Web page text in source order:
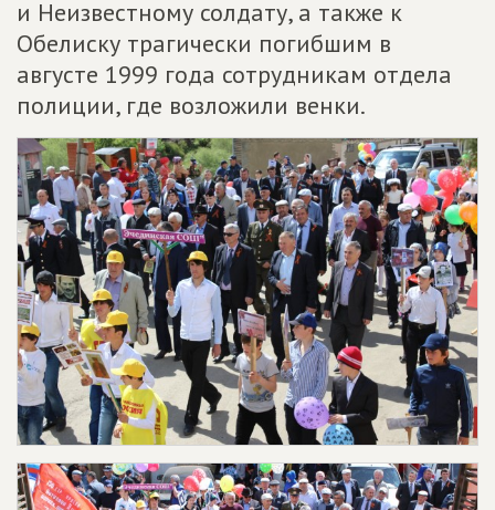
и Неизвестному солдату, а также к
Обелиску трагически погибшим в
августе 1999 года сотрудникам отдела
полиции, где возложили венки.